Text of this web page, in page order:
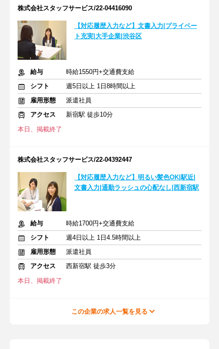
株式会社スタッフサービス/22-04416090
【対応履歴入力など】文書入力|プライベー
ト充実|大手企業|渋谷区
給与
時給1550円+交通費支給
シフト
週5日以上 1日8時間以上
雇用形態
派遣社員
アクセス
新宿駅 徒歩10分
本日、掲載終了
株式会社スタッフサービス/22-04392447
【対応履歴入力など】明るい髪色OK|駅近|
文書入力|通勤ラッシュの心配なし|西新宿駅
給与
時給1700円+交通費支給
シフト
週4日以上 1日4.5時間以上
雇用形態
派遣社員
アクセス
西新宿駅 徒歩3分
本日、掲載終了
この企業の求人一覧を見る